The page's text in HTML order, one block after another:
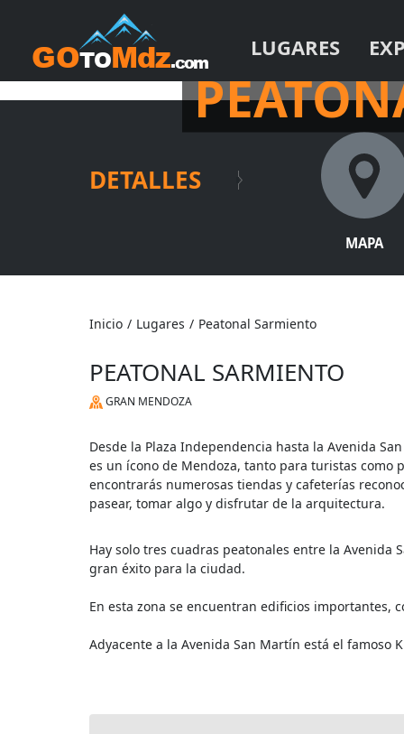
LUGARES
IMPERDIBLE EN
DETALLES
MAPA
Inicio / Lugares / Peatonal Sarmiento
PEATONAL SARMIENTO
GRAN MENDOZA
Desde la Plaza Independencia hasta la Avenida
es un ícono de Mendoza, tanto para turistas como
encontrarás numerosas tiendas y cafeterías
pasear, tomar algo y disfrutar de la arquitectura.
Hay solo tres cuadras peatonales entre la
gran éxito para la ciudad.
En esta zona se encuentran edificios importantes,
Adyacente a la Avenida San Martín está el